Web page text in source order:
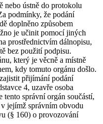
nebo ústně do protokolu
podmínky, že podání
doplněno způsobem
je učinit pomocí jiných
prostřednictvím dálnopisu,
bez použití podpisu.
který je věcně a místně
kdy tomuto orgánu došlo.
přijímání podání
4, uzavře osoba
správní orgán součástí,
jejímž správním obvodu
(§ 160) o provozování